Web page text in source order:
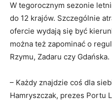
W tegorocznym sezonie
do 12 krajów. Szczególnie
ofercie wydają się być
można też zapominać o
Rzymu, Zadaru czy Gdańska.
– Każdy znajdzie coś dla
Hamryszczak, prezes Portu